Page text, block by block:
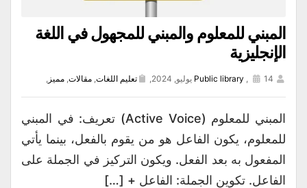
المبني للمعلوم والمبني للمجهول في اللغة
الإنجليزية
Public library , 14 يوليو, 2024, تعليم اللغات, مقالات, مميز ,
المبني للمعلوم (Active Voice) تعريف: في المبني
للمعلوم، يكون الفاعل هو من يقوم بالفعل، بينما يأتي
المفعول به بعد الفعل. ويكون التركيز في الجملة على
الفاعل. تكوين الجملة: الفاعل + […]